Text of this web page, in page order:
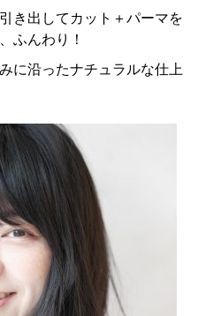
き出してカット＋パーマを
ふんわり！
に沿ったナチュラルな仕上